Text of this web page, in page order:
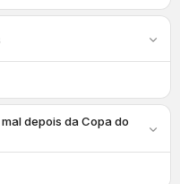
depois da Copa do